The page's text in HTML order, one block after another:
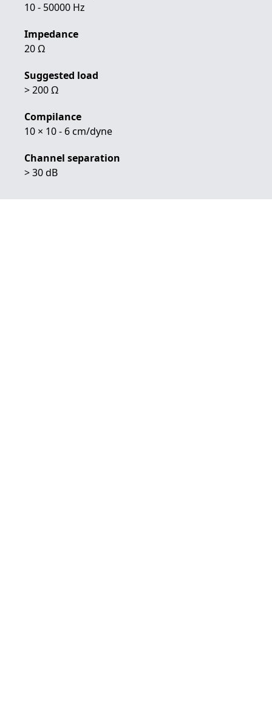
10 - 50000 Hz
Impedance
20 Ω
Suggested load
> 200 Ω
Compilance
10 × 10 - 6 cm/dyne
Channel separation
> 30 dB